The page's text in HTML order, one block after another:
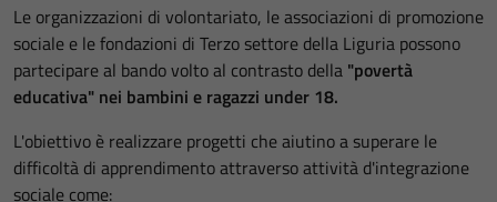
Le organizzazioni di volontariato, le associazioni di promozione
sociale e le fondazioni di Terzo settore della Liguria possono
partecipare al bando volto al contrasto della "povertà
educativa" nei bambini e ragazzi under 18.
L'obiettivo è realizzare progetti che aiutino a superare le
difficoltà di apprendimento attraverso attività d'integrazione
sociale come: